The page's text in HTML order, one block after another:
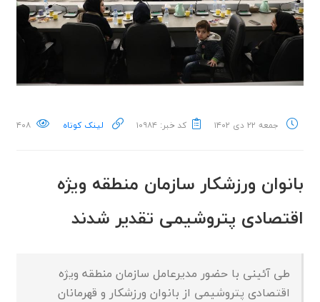
جمعه ۲۲ دی ۱۴۰۲ کد خبر: ۱۰۹۸۴ لینک کوتاه ۴۰۸
بانوان ورزشکار سازمان منطقه ویژه
اقتصادی پتروشیمی تقدیر شدند
طی آئینی با حضور مدیرعامل سازمان منطقه ویژه
اقتصادی پتروشیمی از بانوان ورزشکار و قهرمانان